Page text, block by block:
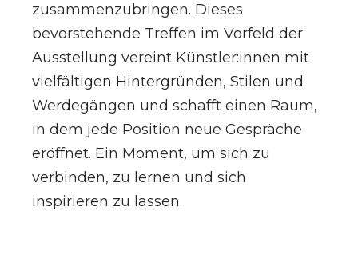
zusammenzubringen. Dieses
bevorstehende Treffen im Vorfeld der
Ausstellung vereint Künstler:innen mit
vielfältigen Hintergründen, Stilen und
Werdegängen und schafft einen Raum,
in dem jede Position neue Gespräche
eröffnet. Ein Moment, um sich zu
verbinden, zu lernen und sich
inspirieren zu lassen.